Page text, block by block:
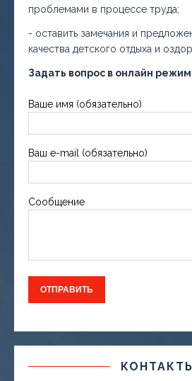
проблемами в процессе труда;
- оставить замечания и
качества детского отдыха и
Задать вопрос в онлайн
Ваше имя (обязательно)
Ваш e-mail (обязательно)
Сообщение